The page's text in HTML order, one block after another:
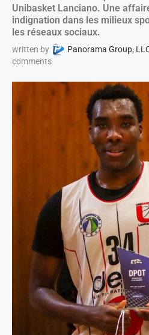
Unibasket Lanciano. Une
indignation dans les milieux
les réseaux sociaux.
written by Panorama Group,
comments